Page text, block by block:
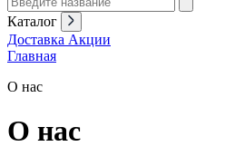
Каталог
Доставка Акции
Главная
О нас
О нас